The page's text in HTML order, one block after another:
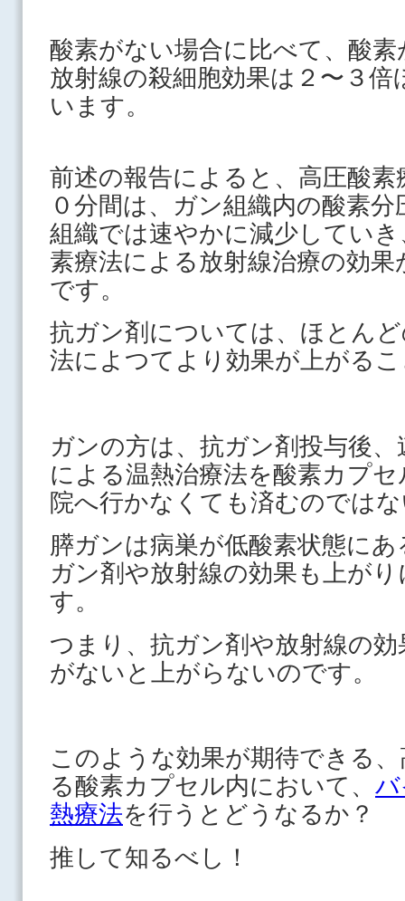
酸素がない場合に比べて、酸
放射線の殺細胞効果は２〜３
います。
前述の報告によると、高圧酸
０分間は、ガン組織内の酸素
組織では速やかに減少してい
素療法による放射線治療の効
です。
抗ガン剤については、ほとん
法によつてより効果が上がる
ガンの方は、抗ガン剤投与後
による温熱治療法を酸素カプ
院へ行かなくても済むのでは
膵ガンは病巣が低酸素状態に
ガン剤や放射線の効果も上が
す。
つまり、抗ガン剤や放射線の
がないと上がらないのです。
このような効果が期待できる
る酸素カプセル内において、
熱療法を行うとどうなるか？
推して知るべし！